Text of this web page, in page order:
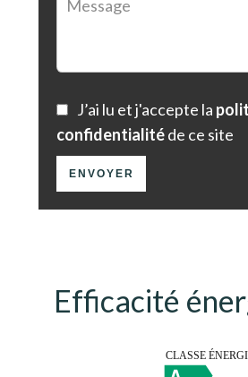
J’ai lu et j'accepte la
confidentialitéde ce site
ENVOYER
Efficacité